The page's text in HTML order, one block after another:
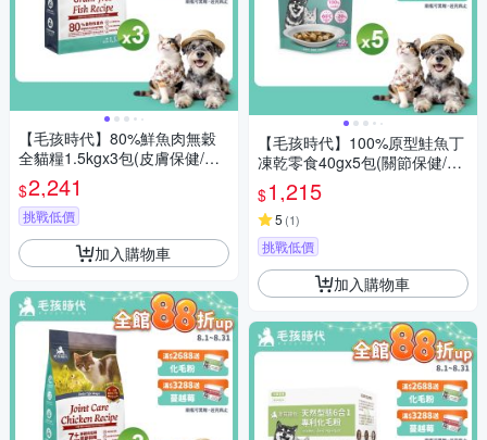
【毛孩時代】80%鮮魚肉無穀
全貓糧1.5kgx3包(皮膚保健/貓
飼料/貓乾糧/無穀貓糧)
$2,241
挑戰低價
加入購物車
【毛孩時代】100%原型鮭魚丁
凍乾零食40gx5包(關節保健/犬
貓凍乾/犬貓零食/貓咪凍乾/貓咪
零食)
$1,215
5 (1)
挑戰低價
加入購物車